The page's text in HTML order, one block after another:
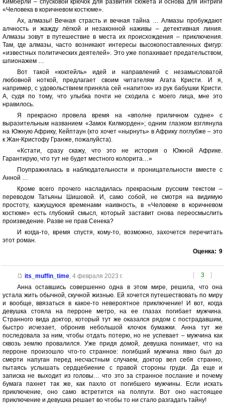
Кимберли – спусковой крючок для развития сюжета и основа для интриги
«Человека в коричневом костюме».
Ах, алмазы! Вечная страсть и вечная тайна … Алмазы пробуждают
алчность и жажду лёгкой и незаконной наживы – детективная линия.
Алмазы зовут в путешествие в места их происхождения – приключения.
Там, где алмазы, часто возникают интересы высокопоставленных фигур:
«известных политических деятелей». Это уже попахивает предательством,
шпионажем …
Вот такой «коктейль» идей и направлений с незамысловатой
любовной ноткой, предлагает своим читателям Агата Кристи. И я,
например, с удовольствием приняла сей «напиток» из рук бабушки Кристи.
А, судя по тому, что улыбка почти не сходила с моего лица, мне это
нравилось.
Я прекрасно провела время на «вполне приличном судне» с
выразительным названием «Замок Килморден»; одним глазком взглянула
на Южную Африку, Кейптаун (кто хочет «нырнуть» в Африку поглубже – это
к Жан-Кристофу Гранже, пожалуйста).
«Кстати, сразу скажу, что это не история о Южной Африке.
Гарантирую, что тут не будет местного колорита…»
Поупражнялась в наблюдательности и проницательности вместе с
Анной …
Кроме всего прочего насладилась прекрасным русским текстом –
переводом Татьяны Шишовой. И, само собой, не смотря на видимую
простоту, кажущуюся временами наивность, в «Человеке в коричневом
костюме» есть глубокий смысл, который заставит снова переосмыслить
произведение. Разве не прав Сенека?
И когда-то, время спустя, кому-то, возможно, захочется перечитать
этот роман.
Оценка: 9
[ 3 ]
its_muffin_time, 4 февраля 2023 г.
Анна оставшись совершенно одна в этом мире, решила, что она
устала жить обычной, скучной жизнью. Ей хочется путешествовать по миру
и вообще, ввязаться в какое-то невероятное приключение! И вот, когда
девушка стояла на перроне метро, на ее глазах погибает мужчина.
Странного вида доктор, который тут же оказался рядом с пострадавшим,
быстро исчезает, обронив небольшой клочок бумажки. Анна тут же
последовала за ним, чтобы отдать потерю, но не успевает – мужчина как
сквозь землю провалился. Уже придя домой, девушка понимает, что на
перроне произошло что-то странное: погибший мужчина явно был до
смерти напуган перед несчастным случаем, доктор вел себя странно,
пытаясь услышать сердцебиение с правой стороны груди. Да еще и
записка не выходит из головы… что это за странное послание и почему
бумага пахнет так же, как пахло от погибшего мужчины. Если искать
приключение, оно само встретится на полпути. Вот оно настоящее
приключение и девушка решает во чтобы то ни стало разгадать тайну!